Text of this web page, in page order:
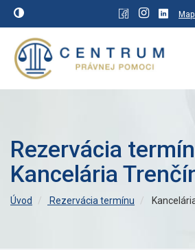
Rezervácia
Kancelária
Úvod Rezervácia termínu